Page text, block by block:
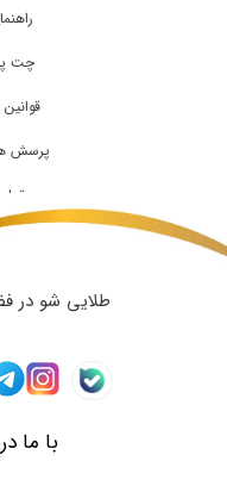
چت
پرسش
طلایی شو در
با ما